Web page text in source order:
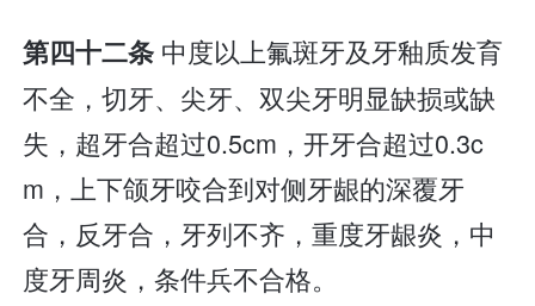
第四十二条 中度以上氟斑牙及牙釉质发育
不全，切牙、尖牙、双尖牙明显缺损或缺
失，超牙合超过0.5cm，开牙合超过0.3c
m，上下颌牙咬合到对侧牙龈的深覆牙
合，反牙合，牙列不齐，重度牙龈炎，中
度牙周炎，条件兵不合格。